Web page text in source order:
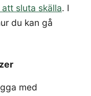
sluta skälla. I
du kan gå
med